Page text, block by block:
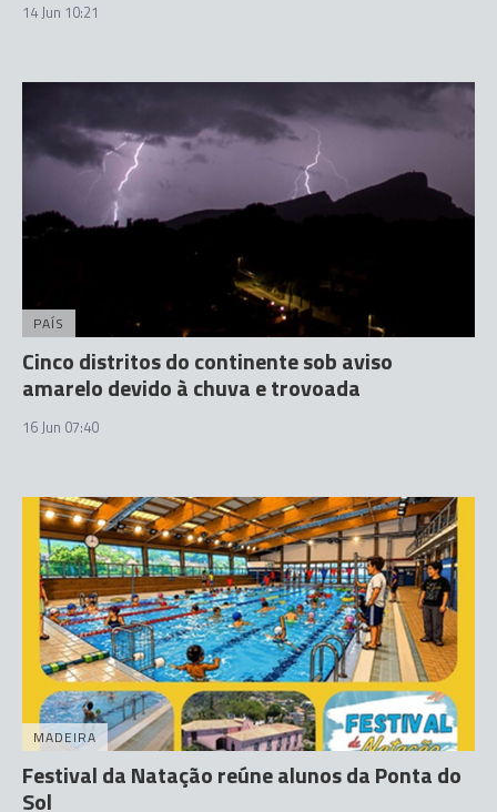
14 Jun 10:21
PAÍS
Cinco distritos do continente sob aviso
amarelo devido à chuva e trovoada
16 Jun 07:40
MADEIRA
Festival da Natação reúne alunos da Ponta do
Sol